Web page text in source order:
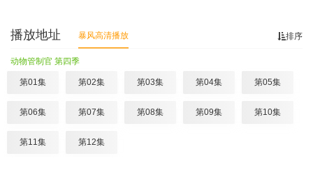
排序
播放地址 暴风高清播放
动物管制官 第四季
第01集 第02集 第03集 第04集 第05集
第06集 第07集 第08集 第09集 第10集
第11集 第12集